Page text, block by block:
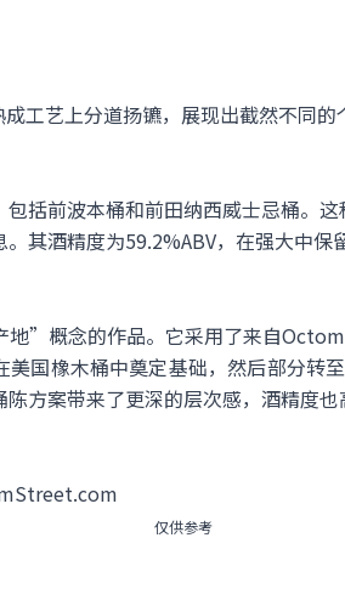
工艺上分道扬镳，展现出截然不同的
括前波本桶和前田纳西威士忌桶。
酒精度为59.2%ABV，在强大中保
”概念的作品。它采用了来自
美国橡木桶中奠定基础，然后部分转
方案带来了更深的层次感，酒精度也
仅供参考